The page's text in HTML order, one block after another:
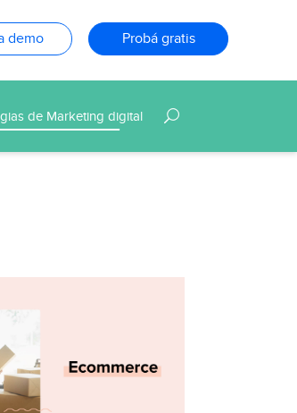
demo Probá gratis
de Marketing digital